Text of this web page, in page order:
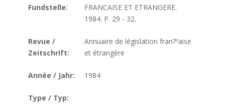
Fundstelle:
FRANCAISE ET ETRANGERE.
1984. P. 29 - 32.
Revue /
Zeitschrift:
Annuaire de législation fran?ºaise
et étrangère
Année / Jahr: 1984
Type / Typ: